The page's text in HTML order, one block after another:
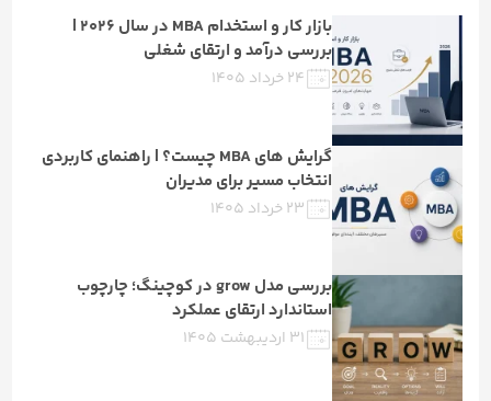
بازار کار و استخدام MBA در سال ۲۰۲۶ |
بررسی درآمد و ارتقای شغلی
۲۴ خرداد ۱۴۰۵
گرایش های MBA چیست؟ | راهنمای کاربردی
انتخاب مسیر برای مدیران
۲۳ خرداد ۱۴۰۵
بررسی مدل grow در کوچینگ؛ چارچوب
استاندارد ارتقای عملکرد
۳۱ اردیبهشت ۱۴۰۵